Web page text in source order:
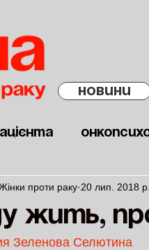
НОВИНИ
жить,
проти раку 20 лип. 2018 р.
Зеленова Селютина